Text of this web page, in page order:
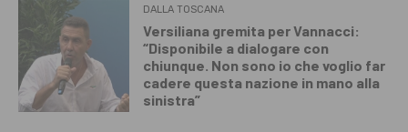
DALLA TOSCANA
Versiliana gremita per Vannacci:
“Disponibile a dialogare con
chiunque. Non sono io che voglio far
cadere questa nazione in mano alla
sinistra”